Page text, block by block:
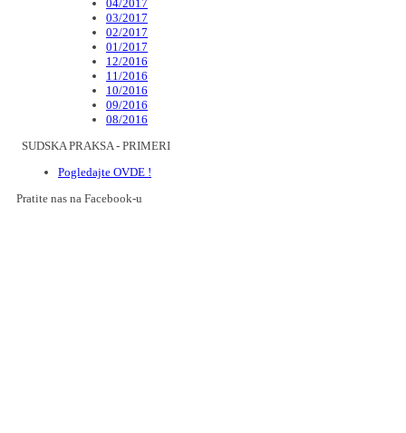
04/2017
03/2017
02/2017
01/2017
12/2016
11/2016
10/2016
09/2016
08/2016
SUDSKA PRAKSA - PRIMERI
Pogledajte OVDE !
Pratite nas na Facebook-u